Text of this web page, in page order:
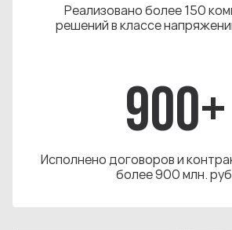
Реализовано более 150
решений в классе
900+
Исполнено договоров и
более 900 млн.